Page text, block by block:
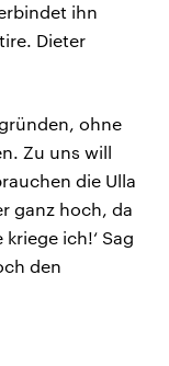
ihn
Dieter
ohne
Zu uns will
die Ulla
ganz hoch, da
ich!‘ Sag
den